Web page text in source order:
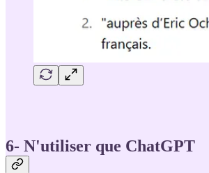
6- N'utiliser que ChatGPT